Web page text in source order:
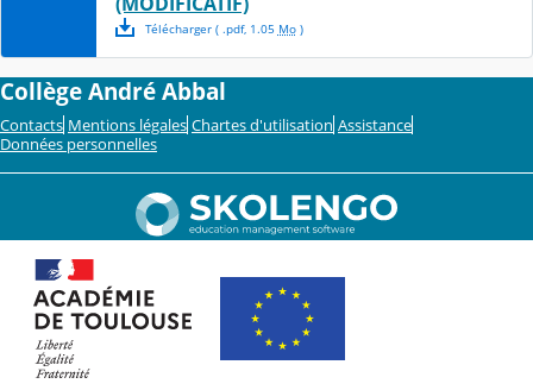
Télécharger( .pdf, 1.05 Mo)
Collège André Abbal
Contacts Mentions légales Chartes d'utilisation Assistance
Données personnelles